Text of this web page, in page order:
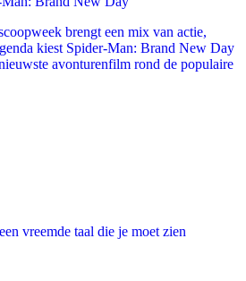
brengt een mix van actie,
kiest Spider-Man: Brand New Day
avonturenfilm rond de populaire
vreemde taal die je moet zien